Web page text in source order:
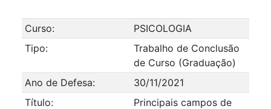
Curso:
PSICOLOGIA
Tipo:
Trabalho de Conclusão
de Curso (Graduação)
Ano de Defesa:
30/11/2021
Título:
Principais campos de